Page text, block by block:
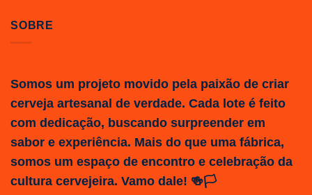
SOBRE
Somos um projeto movido pela paixão de criar
cerveja artesanal de verdade. Cada lote é feito
com dedicação, buscando surpreender em
sabor e experiência. Mais do que uma fábrica,
somos um espaço de encontro e celebração da
cultura cervejeira. Vamo dale! 🍻🏳️